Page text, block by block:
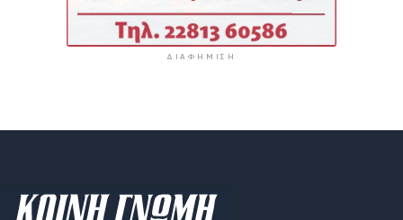
ΔΙΑΦΉΜΙΣΗ